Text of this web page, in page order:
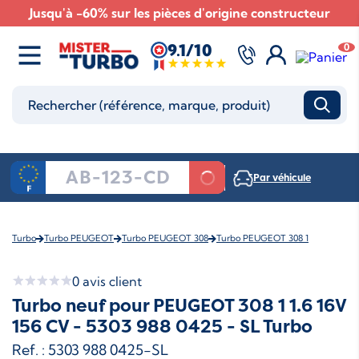
Jusqu'à -60% sur les pièces d'origine constructeur
9.1/10 0
Par véhicule
Turbo Turbo PEUGEOT Turbo PEUGEOT 308 Turbo PEUGEOT 308 1
0 avis client
Turbo neuf pour PEUGEOT 308 1 1.6 16V
156 CV - 5303 988 0425 - SL Turbo
Ref. : 5303 988 0425-SL